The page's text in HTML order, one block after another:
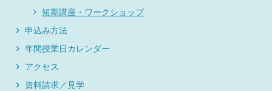
短期講座・ワークショップ
申込み方法
年間授業日カレンダー
アクセス
資料請求／見学